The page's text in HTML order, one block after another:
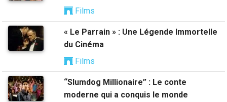
Films
« Le Parrain » : Une Légende Immortelle
du Cinéma
Films
“Slumdog Millionaire” : Le conte
moderne qui a conquis le monde